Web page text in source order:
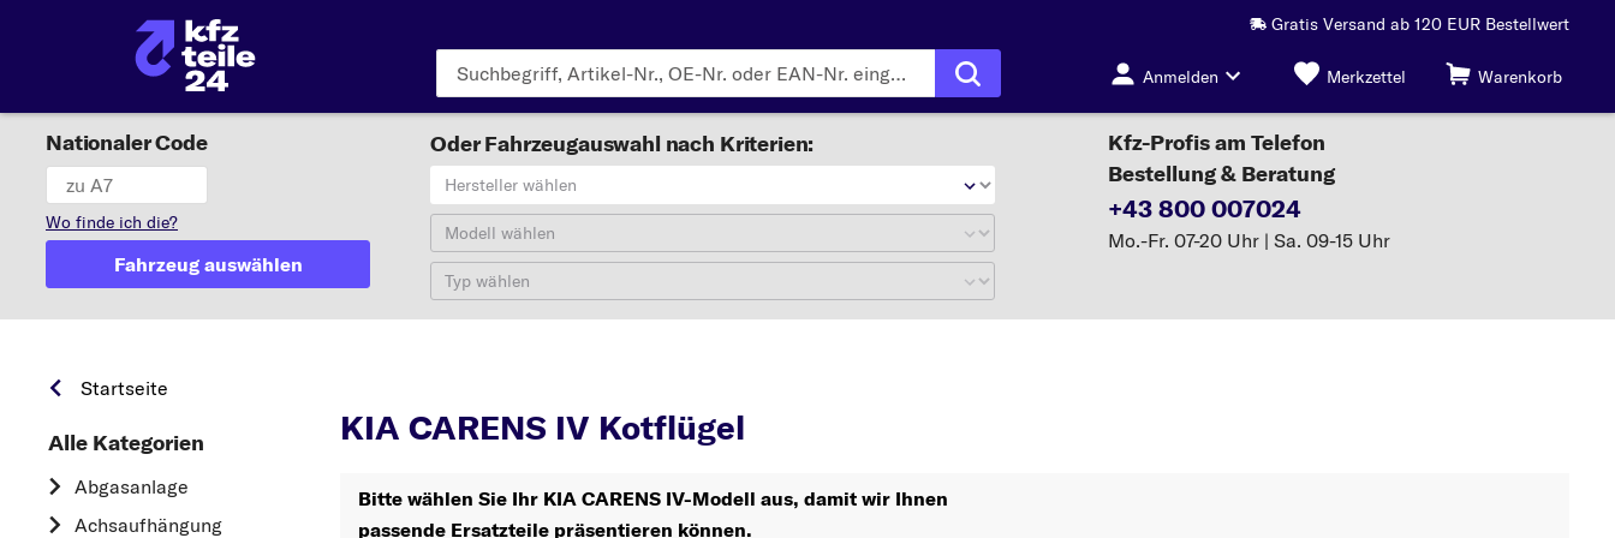
Gratis Versand ab 120 EUR Bestellwert
Anmelden Merkzettel Warenkorb
Nationaler Code
Wo finde ich die?
Fahrzeug auswählen
Oder Fahrzeugauswahl nach Kriterien:
Hersteller wählen
Modell wählen
Typ wählen
Kfz-Profis am Telefon
Bestellung & Beratung
+43 800 007024
Mo.-Fr. 07-20 Uhr | Sa. 09-15 Uhr
Startseite
Alle Kategorien
Abgasanlage
Achsaufhängung
KIA CARENS IV Kotflügel
Bitte wählen Sie Ihr KIA CARENS IV-Modell aus, damit wir Ihnen
passende Ersatzteile präsentieren können.